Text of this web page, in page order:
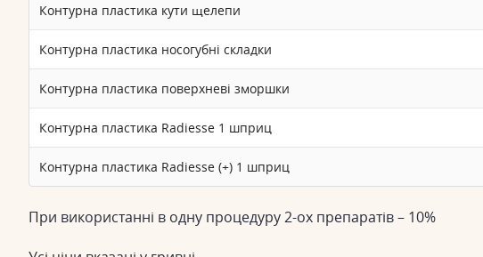
Контурна пластика кути щелепи
Контурна пластика носогубні складки
Контурна пластика поверхневі зморшки
Контурна пластика Radiesse 1 шприц
Контурна пластика Radiesse (+) 1 шприц
При використанні в одну процедуру 2-ох препаратів – 10%